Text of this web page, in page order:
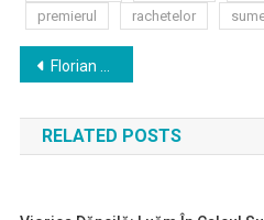
premierul
rachetelor
Navigare
în
articole
Florian Stoica, solistul trupei Conexiuni, a murit
RELATED POSTS